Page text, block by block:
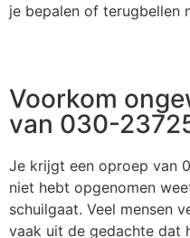
je bepalen of terugbellen
Voorkom
van 030-
Je krijgt een oproep van
niet hebt opgenomen
schuilgaat. Veel mensen
vaak uit de gedachte dat